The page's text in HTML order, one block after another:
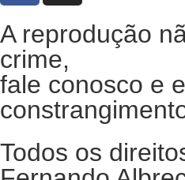
A reprodução
crime,
fale conosco e
Todos os